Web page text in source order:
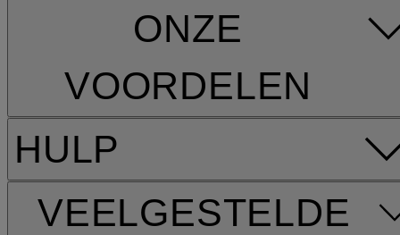
HULP
VEELGESTELDE
ONZE
VOORDELEN